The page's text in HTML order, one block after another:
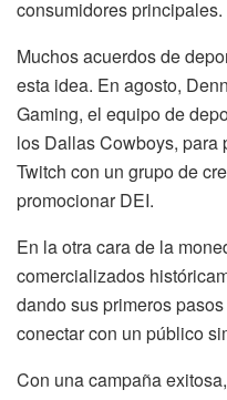
consumidores principales.
Muchos acuerdos de
esta idea. En agosto,
Gaming, el equipo de
los Dallas Cowboys, para
Twitch con un grupo de
promocionar DEI.
En la otra cara de la
comercializados
dando sus primeros
conectar con un público
Con una campaña